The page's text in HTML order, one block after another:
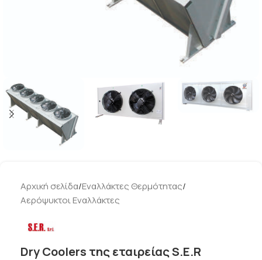
Αρχική σελίδα/Εναλλάκτες Θερμότητας/
Αερόψυκτοι Εναλλάκτες
Dry Coolers της εταιρείας S.E.R